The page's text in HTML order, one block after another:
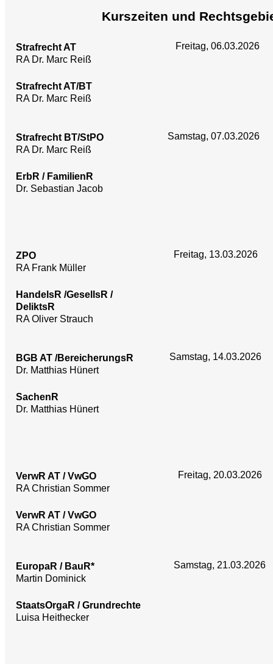
Kurszeiten und
Strafrecht AT
RA Dr. Marc Reiß
Freitag, 06.03.2026
Strafrecht AT/BT
RA Dr. Marc Reiß
Strafrecht BT/StPO
RA Dr. Marc Reiß
Samstag, 07.03.2026
ErbR / FamilienR
Dr. Sebastian Jacob
ZPO
RA Frank Müller
Freitag, 13.03.2026
HandelsR /GesellsR /
DeliktsR
RA Oliver Strauch
BGB AT /BereicherungsR
Dr. Matthias Hünert
Samstag, 14.03.2026
SachenR
Dr. Matthias Hünert
VerwR AT / VwGO
RA Christian Sommer
Freitag, 20.03.2026
VerwR AT / VwGO
RA Christian Sommer
EuropaR / BauR*
Martin Dominick
Samstag, 21.03.2026
StaatsOrgaR / Grundrechte
Luisa Heithecker